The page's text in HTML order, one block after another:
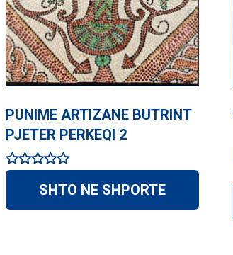
PUNIME ARTIZANE BUTRINT
PJETER PERKEQI 2
Vlerësuar
nga 5
SHTO NE SHPORTE